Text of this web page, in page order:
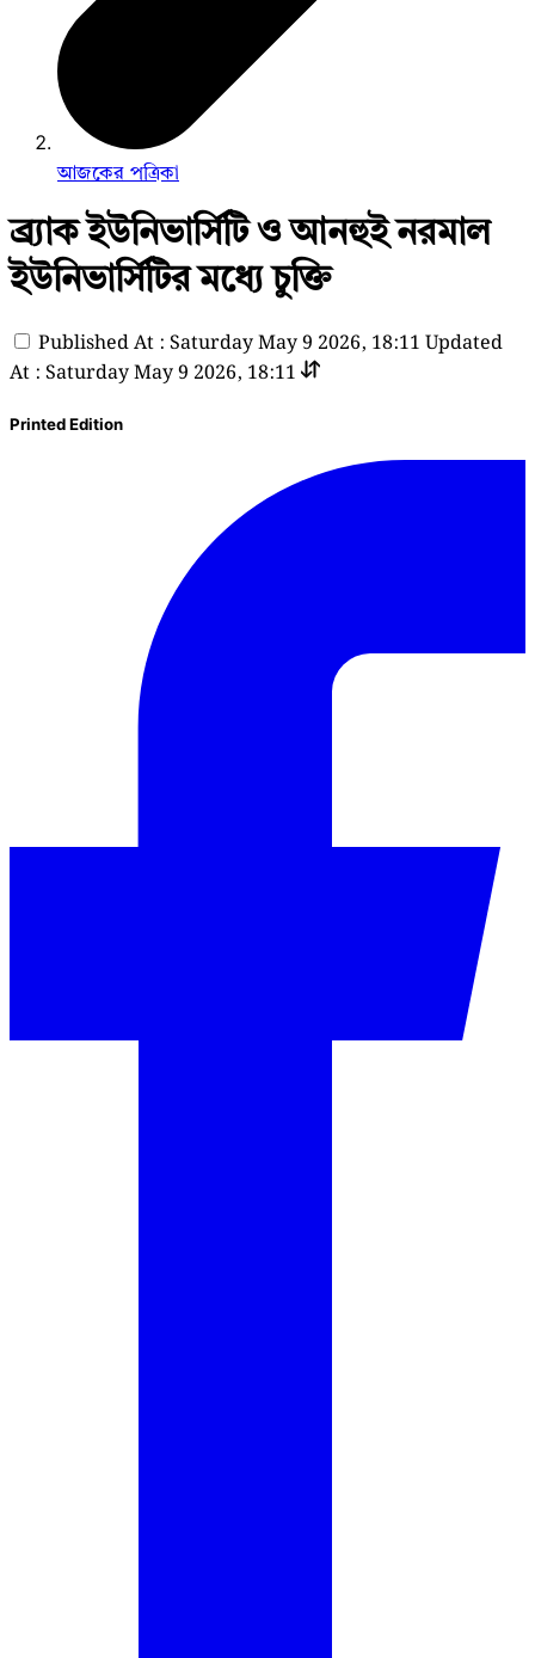
আজকের পত্রিকা
ব্র্যাক ইউনিভার্সিটি ও আনহুই নরমাল
ইউনিভার্সিটির মধ্যে চুক্তি
Published At : Saturday May 9 2026, 18:11 Updated
At : Saturday May 9 2026, 18:11
Printed Edition